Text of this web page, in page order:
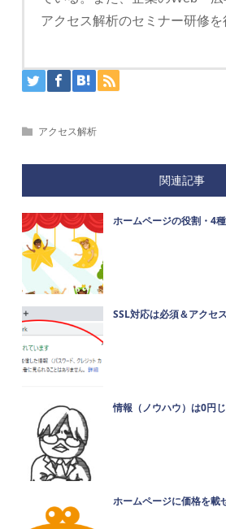
アクセス解析のセミナー研修を
アクセス解析
関連記事
ホームページの役割・4
SSL対応は必須＆アクセ
情報（ノウハウ）は0円じ
ホームページに価格を載